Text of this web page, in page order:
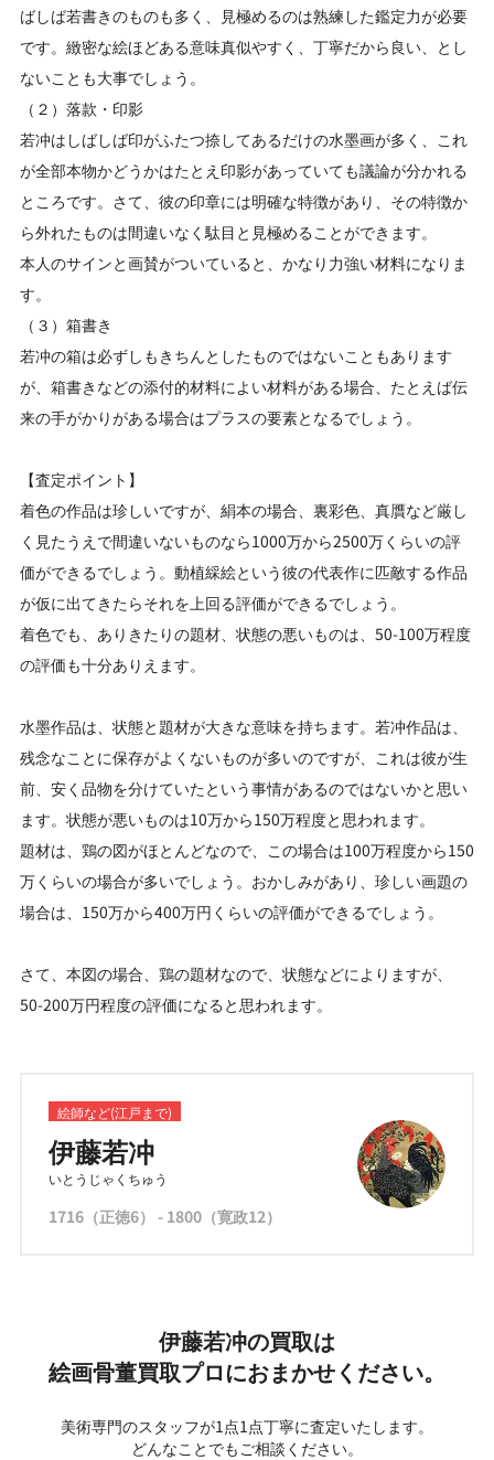
ばしば若書きのものも多く、見極めるのは熟練した鑑定力が必要
です。緻密な絵ほどある意味真似やすく、丁寧だから良い、とし
ないことも大事でしょう。
（２）落款・印影
若冲はしばしば印がふたつ捺してあるだけの水墨画が多く、これ
が全部本物かどうかはたとえ印影があっていても議論が分かれる
ところです。さて、彼の印章には明確な特徴があり、その特徴か
ら外れたものは間違いなく駄目と見極めることができます。
本人のサインと画賛がついていると、かなり力強い材料になりま
す。
（３）箱書き
若冲の箱は必ずしもきちんとしたものではないこともあります
が、箱書きなどの添付的材料によい材料がある場合、たとえば伝
来の手がかりがある場合はプラスの要素となるでしょう。
【査定ポイント】
着色の作品は珍しいですが、絹本の場合、裏彩色、真贋など厳し
く見たうえで間違いないものなら1000万から2500万くらいの評
価ができるでしょう。動植綵絵という彼の代表作に匹敵する作品
が仮に出てきたらそれを上回る評価ができるでしょう。
着色でも、ありきたりの題材、状態の悪いものは、50-100万程度
の評価も十分ありえます。
水墨作品は、状態と題材が大きな意味を持ちます。若冲作品は、
残念なことに保存がよくないものが多いのですが、これは彼が生
前、安く品物を分けていたという事情があるのではないかと思い
ます。状態が悪いものは10万から150万程度と思われます。
題材は、鶏の図がほとんどなので、この場合は100万程度から150
万くらいの場合が多いでしょう。おかしみがあり、珍しい画題の
場合は、150万から400万円くらいの評価ができるでしょう。
さて、本図の場合、鶏の題材なので、状態などによりますが、
50-200万円程度の評価になると思われます。
絵師など(江戸まで)
伊藤若冲
いとうじゃくちゅう
1716（正徳6） - 1800（寛政12）
伊藤若冲の買取は
絵画骨董買取プロにおまかせください。
美術専門のスタッフが1点1点丁寧に査定いたします。
どんなことでもご相談ください。